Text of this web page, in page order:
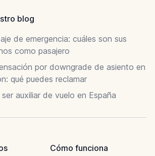
blog
de emergencia: cuáles son sus
como pasajero
por downgrade de asiento en
qué puedes reclamar
auxiliar de vuelo en España
Cómo funciona